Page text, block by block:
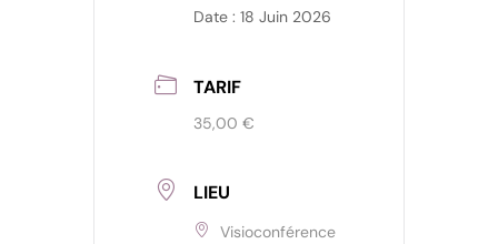
Date : 18 Juin 2026
TARIF
35,00 €
LIEU
Visioconférence